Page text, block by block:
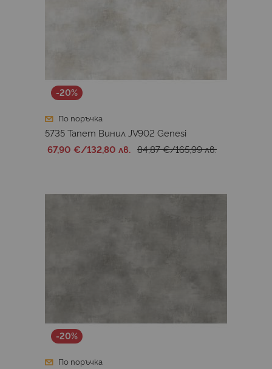
-20%
По поръчка
5735 Тапет Винил JV902 Genesi
67,90 €/132,80 лв. 84,87 €/165,99 лв.
-20%
По поръчка